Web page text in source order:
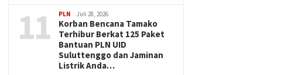
11 PLN Juli 28, 2026
Korban Bencana Tamako
Terhibur Berkat 125 Paket
Bantuan PLN UID
Suluttenggo dan Jaminan
Listrik Anda…